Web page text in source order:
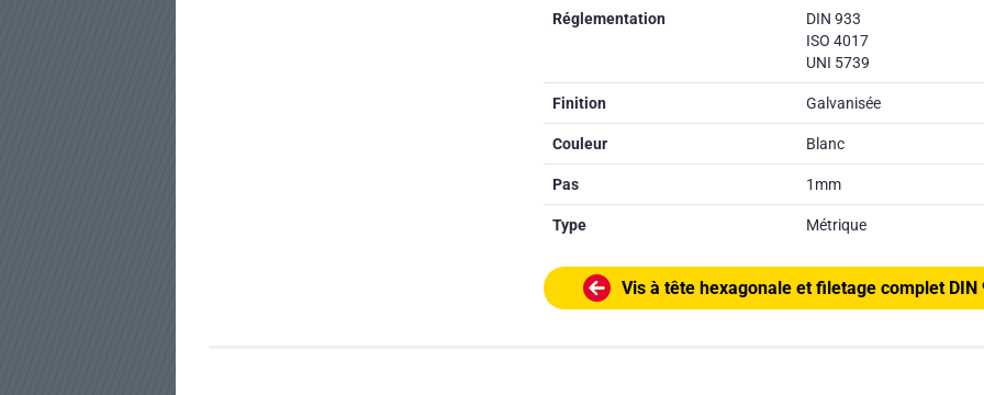
Réglementation
DIN 933
ISO 4017
UNI 5739
Finition Galvanisée
Couleur Blanc
Pas 1mm
Type Métrique
Vis à tête hexagonale et filetage complet DIN